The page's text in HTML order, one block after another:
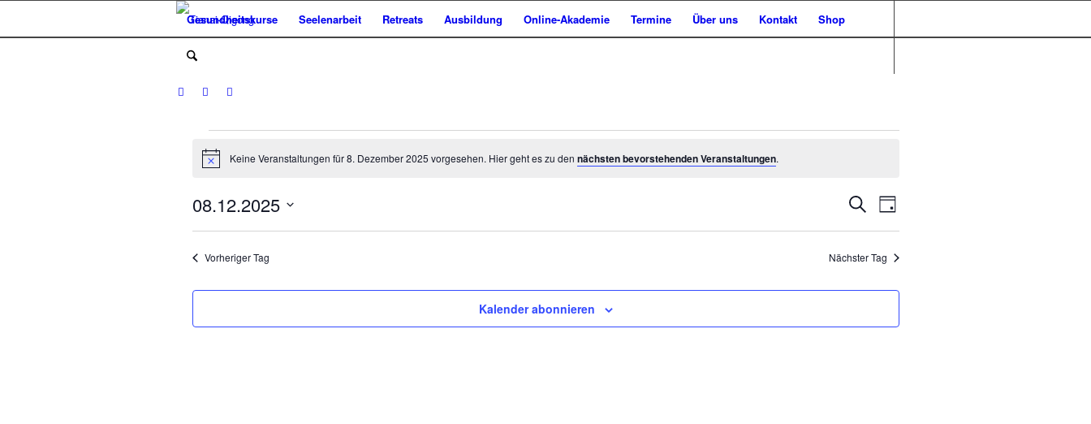
Gesundheitskurse Seelenarbeit Retreats Ausbildung Online-Akademie Termine Über uns Kontakt Shop
Veranstaltungen
für
8.
Dezember
2025
HinweisKeine Veranstaltungen für 8. Dezember 2025 vorgesehen. Hier geht es zu den nächsten bevorstehenden Veranstaltungen.
Veranstaltungen
Suche
und
Navigation
SucheVeranstaltung
Ansichten-
Navigation
Tag
08.12.2025
Vorheriger Tag
Nächster Tag
Kalender abonnieren